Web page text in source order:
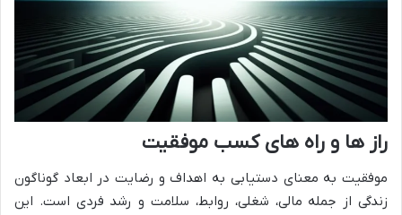
راز ها و راه های کسب موفقیت
موفقیت به معنای دستیابی به اهداف و رضایت در ابعاد گوناگون
زندگی از جمله مالی، شغلی، روابط، سلامت و رشد فردی است. این